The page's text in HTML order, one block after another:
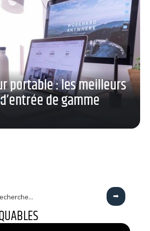
portable : les meilleurs
de gamme